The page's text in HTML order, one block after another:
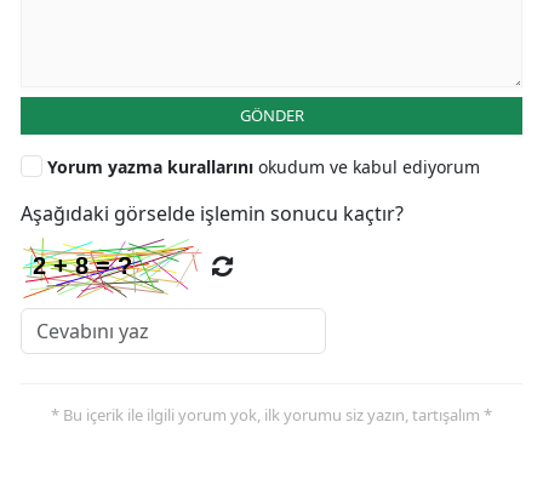
GÖNDER
Yorum yazma kurallarını okudum ve kabul ediyorum
Aşağıdaki görselde işlemin sonucu kaçtır?
* Bu içerik ile ilgili yorum yok, ilk yorumu siz yazın, tartışalım *